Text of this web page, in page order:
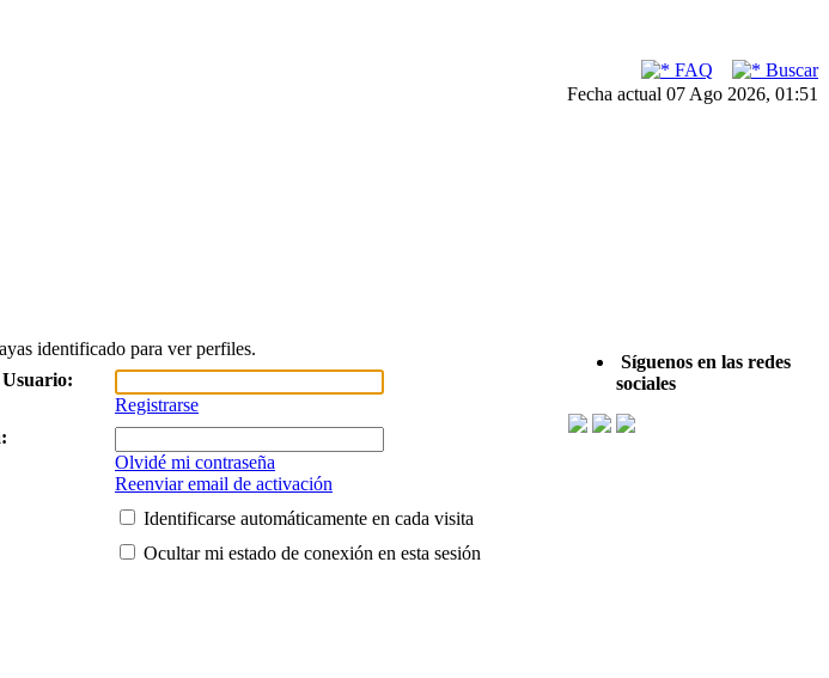
FAQ
Buscar
Fecha actual 07 Ago 2026, 01:51
identificado para ver perfiles.
Registrarse
Olvidé mi contraseña
Reenviar email de activación
Identificarse automáticamente en cada visita
Ocultar mi estado de conexión en esta sesión
Síguenos en las redes
sociales